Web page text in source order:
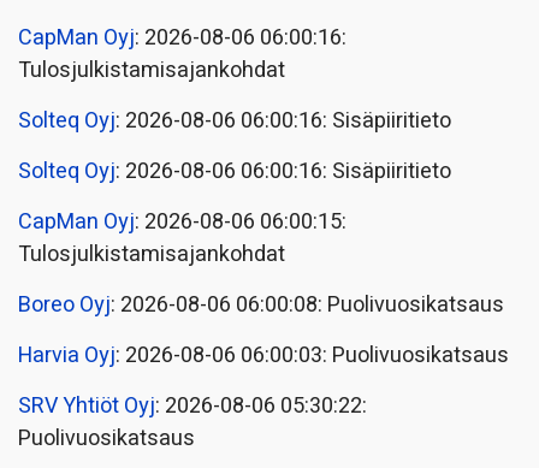
CapMan Oyj: 2026-08-06 06:00:16:
Tulosjulkistamisajankohdat
Solteq Oyj: 2026-08-06 06:00:16: Sisäpiiritieto
Solteq Oyj: 2026-08-06 06:00:16: Sisäpiiritieto
CapMan Oyj: 2026-08-06 06:00:15:
Tulosjulkistamisajankohdat
Boreo Oyj: 2026-08-06 06:00:08: Puolivuosikatsaus
Harvia Oyj: 2026-08-06 06:00:03: Puolivuosikatsaus
SRV Yhtiöt Oyj: 2026-08-06 05:30:22:
Puolivuosikatsaus